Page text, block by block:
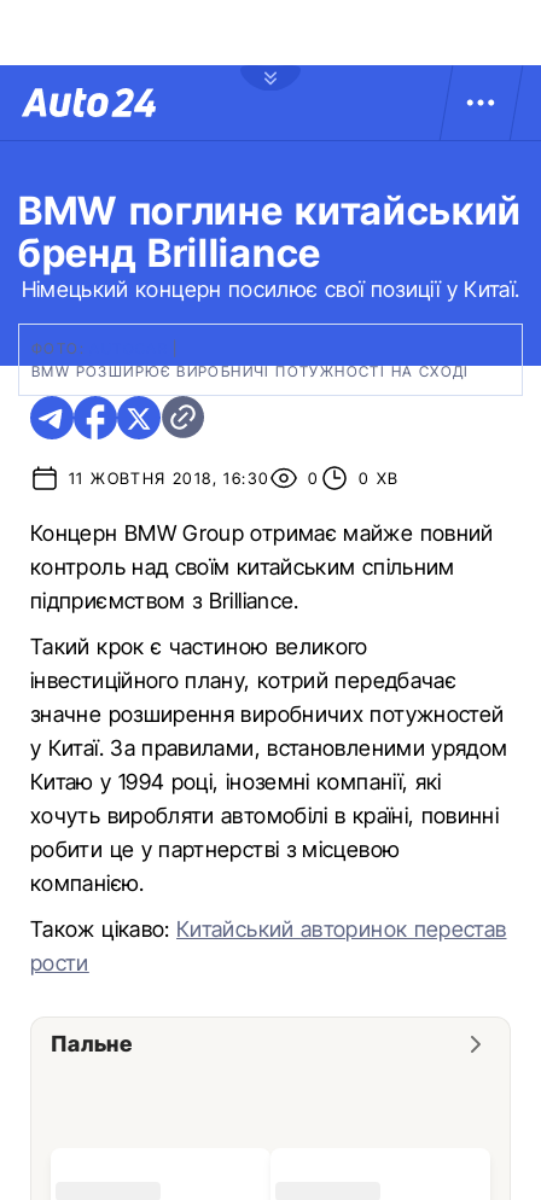
BMW поглине китайський
бренд Brilliance
Німецький концерн посилює свої позиції у Китаї.
ФОТО:
BMW РОЗШИРЮЄ ВИРОБНИЧІ ПОТУЖНОСТІ НА СХОДІ
11 ЖОВТНЯ 2018, 16:30 0 0 ХВ
Концерн BMW Group отримає майже повний
контроль над своїм китайським спільним
підприємством з Brilliance.
Такий крок є частиною великого
інвестиційного плану, котрий передбачає
значне розширення виробничих потужностей
у Китаї. За правилами, встановленими урядом
Китаю у 1994 році, іноземні компанії, які
хочуть виробляти автомобілі в країні, повинні
робити це у партнерстві з місцевою
компанією.
Також цікаво: Китайський авторинок перестав
рости
Пальне